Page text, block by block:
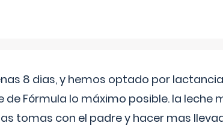
8 dias, y hemos optado por
de Fórmula lo máximo posible. la leche
tomas con el padre y hacer mas